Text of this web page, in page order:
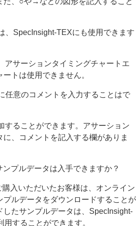
、SpecInsight-TEXにも使用できます
アサーションタイミングチャートエ
トは使用できません。
任意のコメントを入力することはで
することができます。アサーション
、コメントを記入する欄がありま
プルデータは入手できますか？
入いただいたお客様は、オンライン
プルデータをダウンロードすることが
したサンプルデータは、SpecInsight-
することができます。